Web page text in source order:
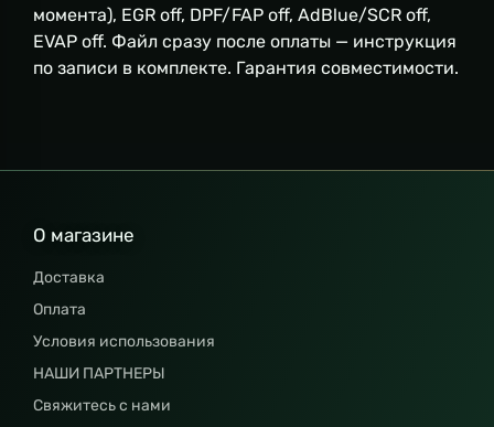
момента), EGR off, DPF/FAP off, AdBlue/SCR off,
EVAP off. Файл сразу после оплаты — инструкция
по записи в комплекте. Гарантия совместимости.
О магазине
Доставка
Оплата
Условия использования
НАШИ ПАРТНЕРЫ
Свяжитесь с нами